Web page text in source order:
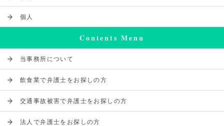
個人
Contents Menu
当事務所について
飲食業で弁護士をお探しの方
交通事故被害で弁護士をお探しの方
法人で弁護士をお探しの方